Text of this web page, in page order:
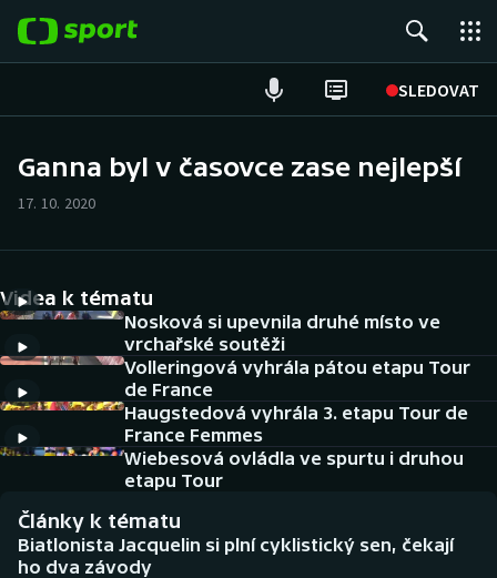
SLEDOVAT
Hokej
Tenis
Atletika
Cyklistika
DALŠÍ SPORTY
Americký fotbal
Baseball a softbal
Basketbal
NEPŘEHLÉDNĚTE
Soutěže
Historické návraty
Ganna byl v časovce zase nejlepší
17. 10. 2020
Videa k tématu
Nosková si upevnila druhé místo ve
vrchařské soutěži
Volleringová vyhrála pátou etapu Tour
de France
Haugstedová vyhrála 3. etapu Tour de
France Femmes
Wiebesová ovládla ve spurtu i druhou
etapu Tour
Články k tématu
Biatlonista Jacquelin si plní cyklistický sen, čekají
ho dva závody